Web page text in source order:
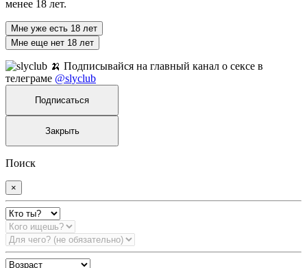
менее 18 лет.
Мне уже есть 18 лет
Мне еще нет 18 лет
🍌 Подписывайся на главный канал о сексе в
телеграме @slyclub
Подписаться
Закрыть
Поиск
×